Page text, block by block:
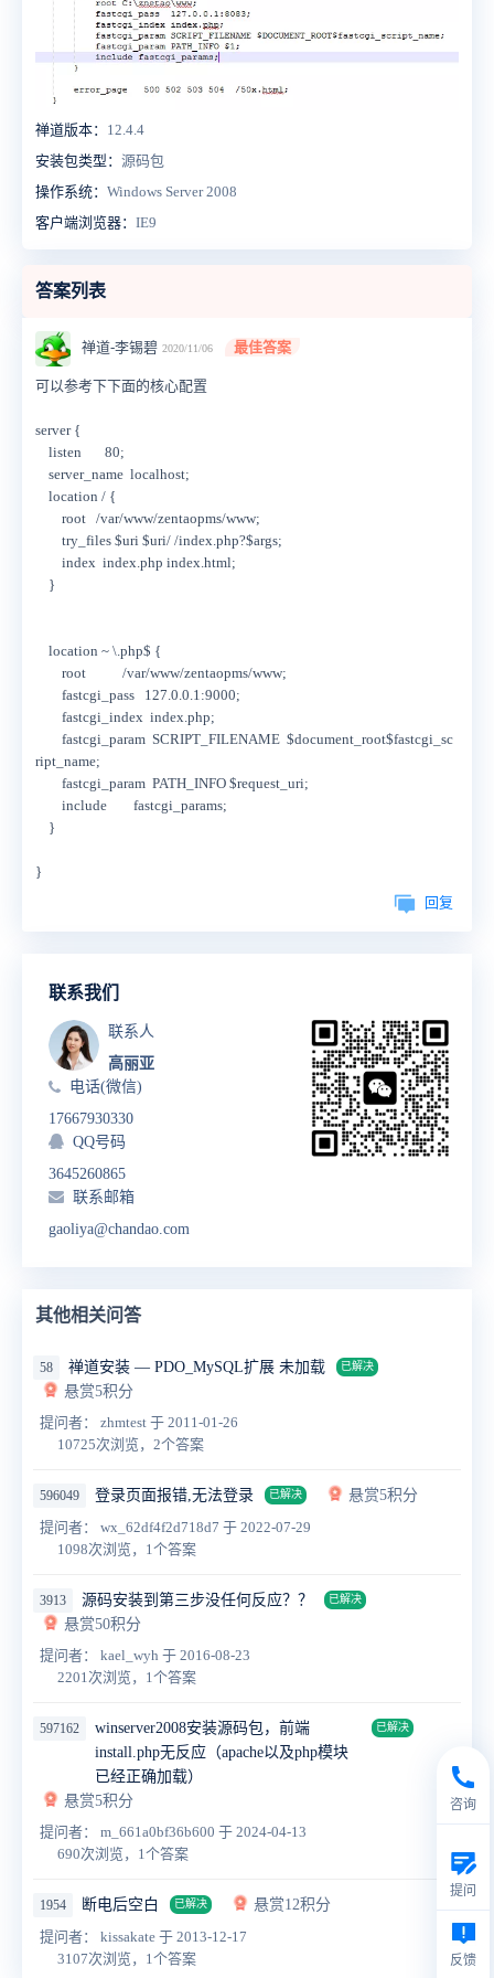
禅道版本： 12.4.4
安装包类型： 源码包
操作系统： Windows Server 2008
客户端浏览器： IE9
答案列表
禅道-李锡碧 2020/11/06 最佳答案
可以参考下下面的核心配置
server {
listen 80;
server_name localhost;
location / {
root /var/www/zentaopms/www;
try_files $uri $uri/ /index.php?$args;
index index.php index.html;
}
location ~ \.php$ {
root /var/www/zentaopms/www;
fastcgi_pass 127.0.0.1:9000;
fastcgi_index index.php;
fastcgi_param SCRIPT_FILENAME $document_root$fastcgi_sc
ript_name;
fastcgi_param PATH_INFO $request_uri;
include fastcgi_params;
}
}
回复
联系我们
联系人
高丽亚
电话(微信)
17667930330
QQ号码
3645260865
联系邮箱
gaoliya@chandao.com
其他相关问答
58 禅道安装 — PDO_MySQL扩展 未加载 已解决
悬赏5积分
提问者： zhmtest 于 2011-01-26
10725次浏览，2个答案
596049 登录页面报错,无法登录 已解决
悬赏5积分
提问者： wx_62df4f2d718d7 于 2022-07-29
1098次浏览，1个答案
3913 源码安装到第三步没任何反应？？ 已解决
悬赏50积分
提问者： kael_wyh 于 2016-08-23
2201次浏览，1个答案
597162
winserver2008安装源码包，前端
install.php无反应（apache以及php模块
已经正确加载）
已解决
悬赏5积分
提问者： m_661a0bf36b600 于 2024-04-13
690次浏览，1个答案
1954 断电后空白 已解决
悬赏12积分
提问者： kissakate 于 2013-12-17
3107次浏览，1个答案
咨询
提问
反馈